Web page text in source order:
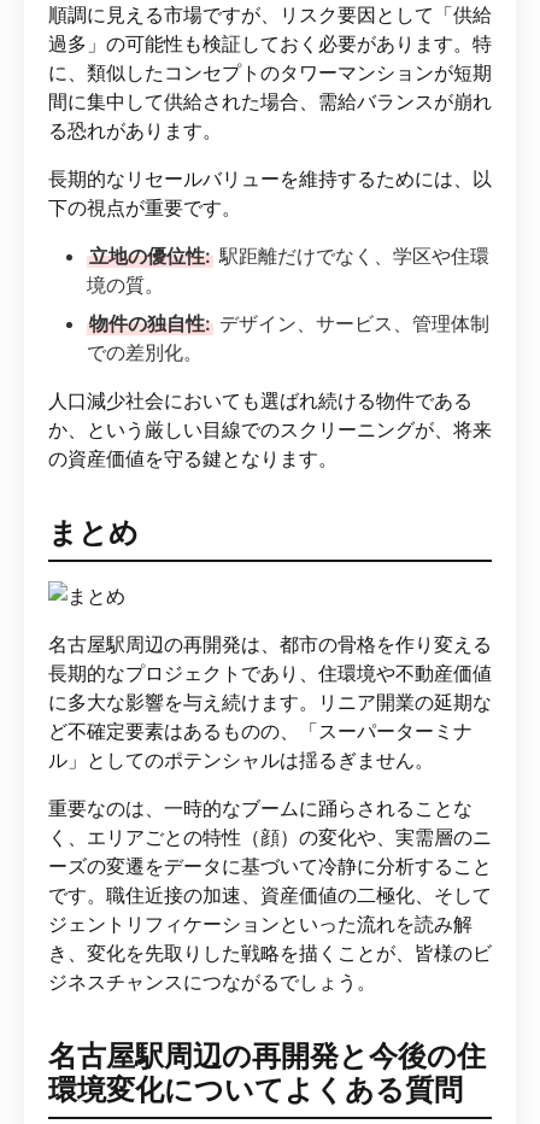
順調に見える市場ですが、リスク要因として「供給
過多」の可能性も検証しておく必要があります。特
に、類似したコンセプトのタワーマンションが短期
間に集中して供給された場合、需給バランスが崩れ
る恐れがあります。
長期的なリセールバリューを維持するためには、以
下の視点が重要です。
立地の優位性: 駅距離だけでなく、学区や住環
境の質。
物件の独自性: デザイン、サービス、管理体制
での差別化。
人口減少社会においても選ばれ続ける物件である
か、という厳しい目線でのスクリーニングが、将来
の資産価値を守る鍵となります。
まとめ
名古屋駅周辺の再開発は、都市の骨格を作り変える
長期的なプロジェクトであり、住環境や不動産価値
に多大な影響を与え続けます。リニア開業の延期な
ど不確定要素はあるものの、「スーパーターミナ
ル」としてのポテンシャルは揺るぎません。
重要なのは、一時的なブームに踊らされることな
く、エリアごとの特性（顔）の変化や、実需層のニ
ーズの変遷をデータに基づいて冷静に分析すること
です。職住近接の加速、資産価値の二極化、そして
ジェントリフィケーションといった流れを読み解
き、変化を先取りした戦略を描くことが、皆様のビ
ジネスチャンスにつながるでしょう。
名古屋駅周辺の再開発と今後の住
環境変化についてよくある質問